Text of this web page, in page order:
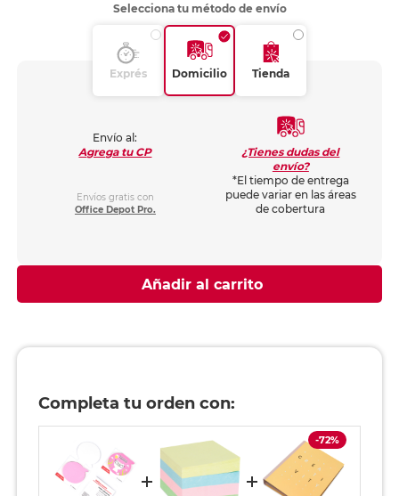
Selecciona tu método de envío
Exprés Domicilio Tienda
Envío al:
Agrega tu CP
Envíos gratis con
Office Depot Pro.
¿Tienes dudas del
envío?
*El tiempo de entrega
puede variar en las áreas
de cobertura
Añadir al carrito
Completa tu orden con:
-72%